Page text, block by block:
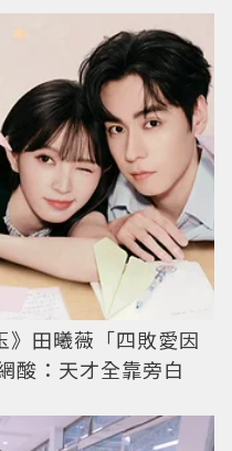
》田曦薇「四敗愛因
酸：天才全靠旁白